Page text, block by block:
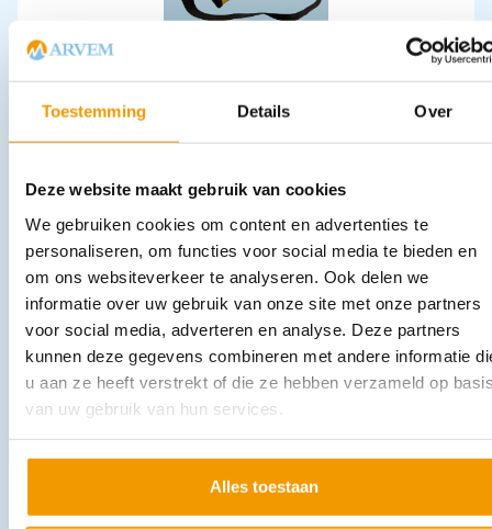
Toestemming Details Over
Deze website maakt gebruik van cookies
We gebruiken cookies om content en advertenties te
personaliseren, om functies voor social media te bieden en
om ons websiteverkeer te analyseren. Ook delen we
informatie over uw gebruik van onze site met onze partners
voor social media, adverteren en analyse. Deze partners
kunnen deze gegevens combineren met andere informatie
u aan ze heeft verstrekt of die ze hebben verzameld op
van uw gebruik van hun services.
Alles toestaan
EHBO tas leeg kleur geel / zwart
Overledenen hoes Bio Body Bag met U-rits 200Mu
28.5 excl. btw
In winkelwagen
Leverbaar